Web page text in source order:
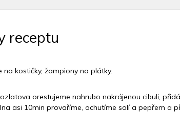
receptu
na kostičky, žampiony na plátky.
orestujeme nahrubo nakrájenou cibuli,
asi 10min provaříme, ochutíme solí a pepřem a